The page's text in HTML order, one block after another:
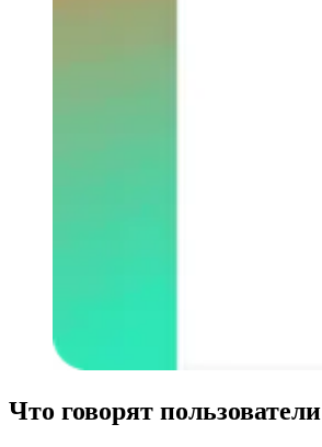
Что говорят пользователи